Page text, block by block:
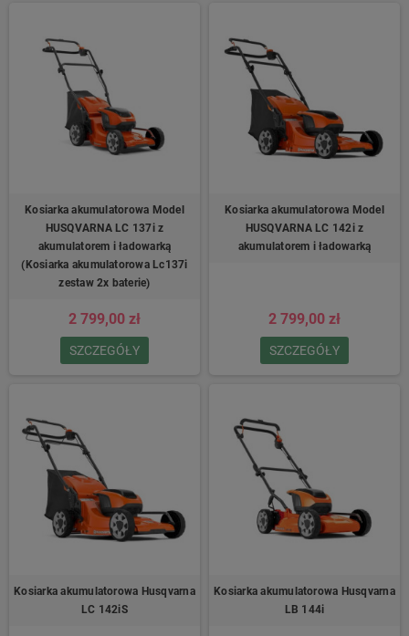
Kosiarka akumulatorowa Model
HUSQVARNA LC 137i z
akumulatorem i ładowarką
(Kosiarka akumulatorowa Lc137i
zestaw 2x baterie)
2 799,00 zł
SZCZEGÓŁY
Kosiarka akumulatorowa Model
HUSQVARNA LC 142i z
akumulatorem i ładowarką
2 799,00 zł
SZCZEGÓŁY
Kosiarka akumulatorowa Husqvarna
LC 142iS
Kosiarka akumulatorowa Husqvarna
LB 144i